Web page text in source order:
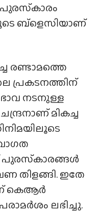
പുരസ്‌കാരം
ബ്ളെസിയാണ്
രണ്ടാമത്തെ
പ്രകടനത്തിന്
നടനുള്ള
മികച്ച
പുരസ്‌കാരങ്ങൾ
തിളങ്ങി. ഇതേ
കെആർ
ലഭിച്ചു.